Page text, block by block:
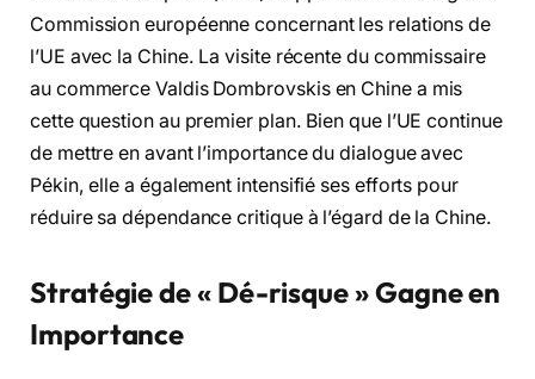
Commission européenne concernant les relations de
l’UE avec la Chine. La visite récente du commissaire
au commerce Valdis Dombrovskis en Chine a mis
cette question au premier plan. Bien que l’UE continue
de mettre en avant l’importance du dialogue avec
Pékin, elle a également intensifié ses efforts pour
réduire sa dépendance critique à l’égard de la Chine.
Stratégie de « Dé-risque » Gagne en
Importance